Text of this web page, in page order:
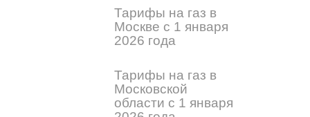
Тарифы на газ в
Москве с 1 января
2026 года
Тарифы на газ в
Московской
области с 1 января